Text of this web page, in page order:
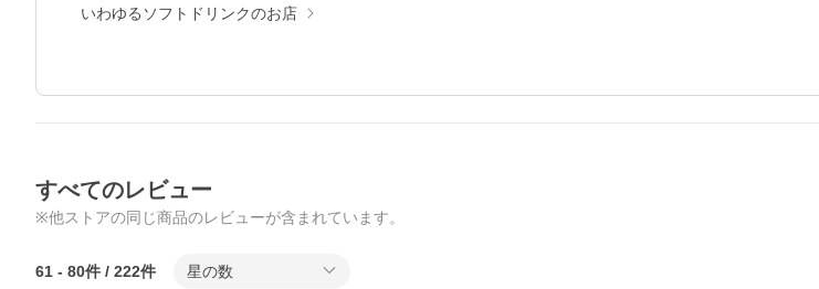
いわゆるソフトドリンクのお店
すべてのレビュー
※他ストアの同じ商品のレビューが含まれています。
61 - 80件 / 222件 星の数